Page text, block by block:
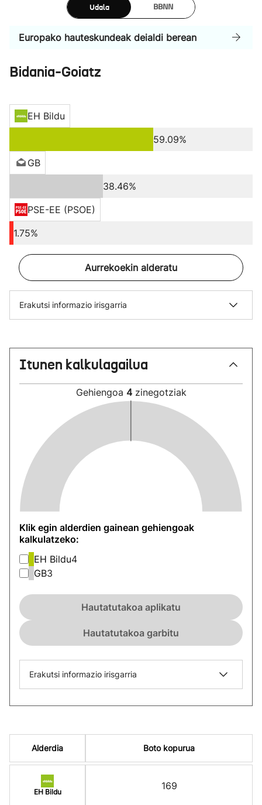
Udala BBNN
Europako hauteskundeak deialdi berean
Bidania-Goiatz
EH Bildu
59.09%
GB
38.46%
PSE-EE (PSOE)
1.75%
Aurrekoekin alderatu
Erakutsi informazio irisgarria
Itunen kalkulagailua
Gehiengoa 4 zinegotziak
Klik egin alderdien gainean gehiengoak
kalkulatzeko:
EH Bildu4
GB3
Hautatutakoa aplikatu
Hautatutakoa garbitu
Erakutsi informazio irisgarria
Alderdia
EH Bildu
Boto kopurua
169